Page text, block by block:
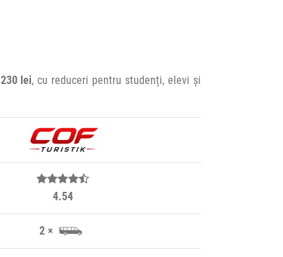
230 lei, cu reduceri pentru studenți, elevi și
4.54
2 ×